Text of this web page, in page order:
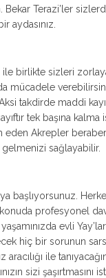
Bekar Terazi’ler
aydasınız.
birlikte sizleri
mücadele
Aksi takdirde maddi
tek başına
eden Akrepler
sağlayabilir.
başlıyorsunuz.
profesyonel
evli
hiç bir sorunun
aracılığı ile
sizi